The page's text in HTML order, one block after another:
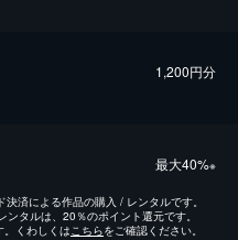
1,200円分
最⼤40%※
済による作品の購入 / レンタルです。
タルは、20％のポイント還元です。
くわしくはこちらをご確認ください。